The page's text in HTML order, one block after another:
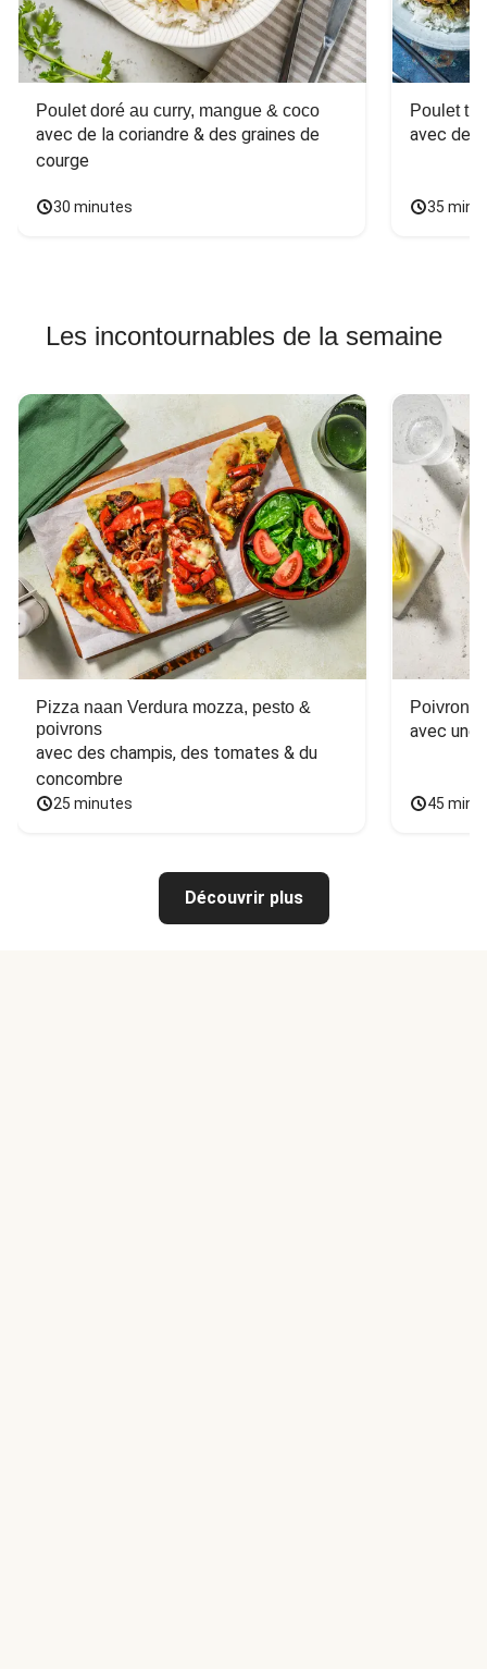
Poulet doré au curry, mangue & coco
avec de la coriandre & des graines de
courge
30 minutes
Poulet
avec des
35
Les incontournables de la semaine
Pizza naan Verdura mozza, pesto &
poivrons
avec des champis, des tomates & du
concombre
25 minutes
Poivron
avec une
45
Découvrir plus